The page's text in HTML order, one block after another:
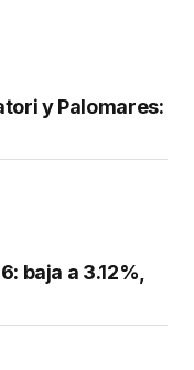
y Palomares:
baja a 3.12%,